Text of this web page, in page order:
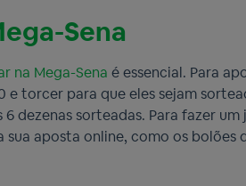
Sena
na Mega-Sena é essencial. Para
e torcer para que eles sejam
dezenas sorteadas. Para fazer
aposta online, como os bolões